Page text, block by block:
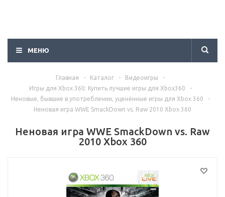
МЕНЮ
Главная - Каталог - Видеоигры
-
Игры для Xbox 360: Купить лучшие игры для Xbox360
-
Неновые, бывшие в употреблении, уценённые игры для Xbox 360
-
Неновая игра WWE SmackDown vs. Raw 2010 Xbox 360
Неновая игра WWE SmackDown vs. Raw
2010 Xbox 360